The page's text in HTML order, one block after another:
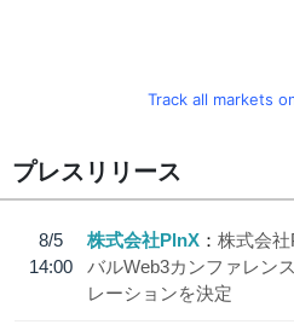
Track all markets
プレスリリース
8/5
14:00
株式会社PlnX
株式会
バルWeb3カンファレン
レーションを決定